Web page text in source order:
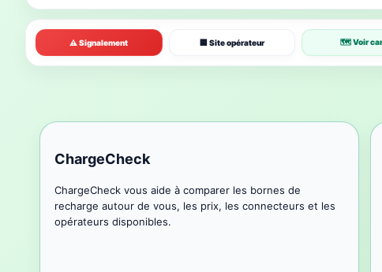
⚠ Signalement 🏢 Site opérateur 🗺 Voir
ChargeCheck
ChargeCheck vous aide à comparer les bornes de
recharge autour de vous, les prix, les connecteurs et les
opérateurs disponibles.